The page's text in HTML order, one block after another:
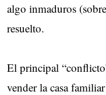
algo inmaduros
resuelto.
El principal
vender la casa